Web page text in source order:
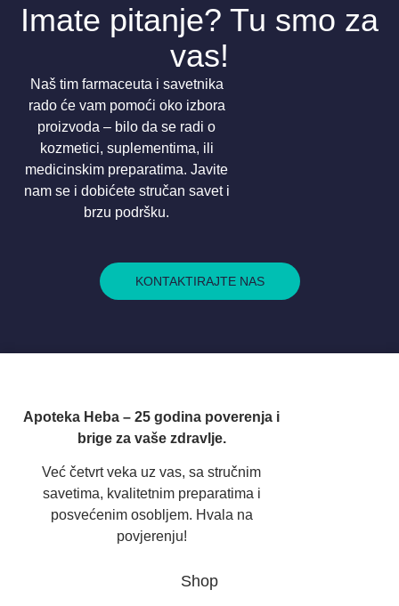
Imate pitanje? Tu smo za
vas!
Naš tim farmaceuta i savetnika
rado će vam pomoći oko izbora
proizvoda – bilo da se radi o
kozmetici, suplementima, ili
medicinskim preparatima. Javite
nam se i dobićete stručan savet i
brzu podršku.
KONTAKTIRAJTE NAS
Apoteka Heba – 25 godina poverenja i
brige za vaše zdravlje.
Već četvrt veka uz vas, sa stručnim
savetima, kvalitetnim preparatima i
posvećenim osobljem. Hvala na
povjerenju!
Shop